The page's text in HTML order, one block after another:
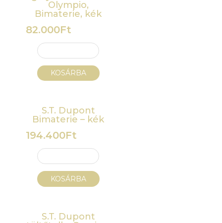
Olympio,
Bimaterie, kék
82.000Ft
KOSÁRBA
S.T. Dupont
Bimaterie – kék
194.400Ft
KOSÁRBA
S.T. Dupont